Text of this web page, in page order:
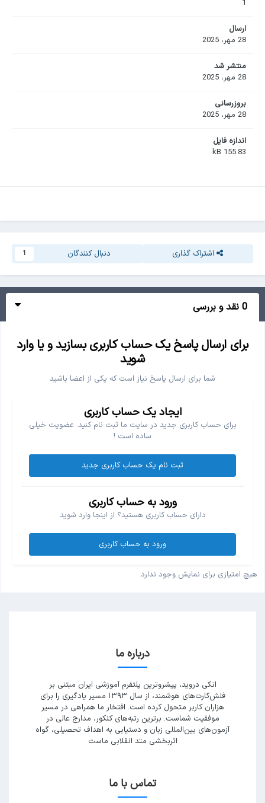
1
ارسال
28 مهر، 2025
منتشر شد
28 مهر، 2025
بروزرسانی
28 مهر، 2025
اندازه فایل
155.83 kB
اشتراک گذاری دنبال کنندگان 1
0 نقد و بررسی
برای ارسال پاسخ یک حساب کاربری بسازید و یا وارد
شوید
شما برای ارسال پاسخ نیاز است که یکی از اعضا باشید
ایجاد یک حساب کاربری
برای حساب کاربری جدید در سایت ما ثبت نام کنید. عضویت خیلی
ساده است !
ثبت نام یک حساب کاربری جدید
ورود به حساب کاربری
دارای حساب کاربری هستید؟ از اینجا وارد شوید
ورود به حساب کاربری
هیچ امتیازی برای نمایش وجود ندارد.
درباره ما
انکی دروید، پیشروترین پلتفرم آموزشی ایران مبتنی بر
فلش‌کارت‌های هوشمند، از سال ۱۳۹۳ مسیر یادگیری را برای
هزاران کاربر متحول کرده است. افتخار ما همراهی در مسیر
موفقیت شماست. برترین رتبه‌های کنکور، مدارج عالی در
آزمون‌های بین‌المللی زبان و دستیابی به اهداف تحصیلی، گواه
اثربخشی متد انقلابی ماست
تماس با ما